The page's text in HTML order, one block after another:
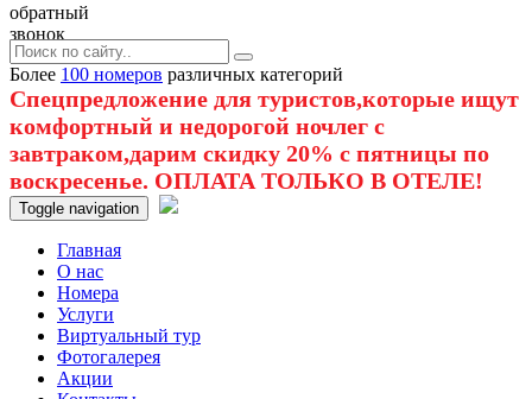
обратный
звонок
Более 100 номеров различных категорий
Спецпредложение для туристов,которые ищут
комфортный и недорогой ночлег с
завтраком,дарим скидку 20% с пятницы по
воскресенье. ОПЛАТА ТОЛЬКО В ОТЕЛЕ!
Toggle navigation
Главная
O нас
Номера
Услуги
Виртуальный тур
Фотогалерея
Акции